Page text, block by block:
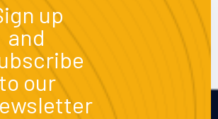
up
and
to our